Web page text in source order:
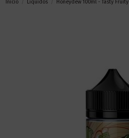
Inicio Líquidos Honeydew 100ml - Tasty Fruity